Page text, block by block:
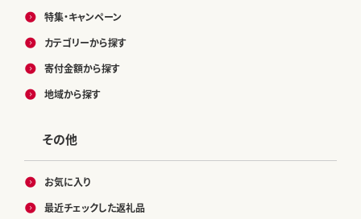
特集・キャンペーン
カテゴリーから探す
寄付金額から探す
地域から探す
その他
お気に入り
最近チェックした返礼品